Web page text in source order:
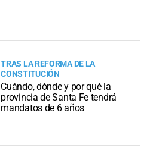
TRAS LA REFORMA DE LA
CONSTITUCIÓN
Cuándo, dónde y por qué la
provincia de Santa Fe tendrá
mandatos de 6 años